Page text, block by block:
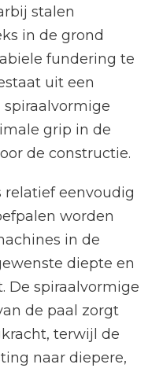
stalen
in de grond
fundering te
uit een
grip in de
de constructie.
eenvoudig
worden
in de
diepte en
De spiraalvormige
de paal zorgt
terwijl de
naar diepere,